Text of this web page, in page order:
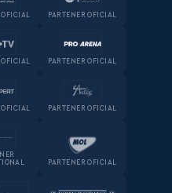
PARTENER OFICIAL
OFICIAL PARTENER OFICIAL
PARTENER OFICIAL
PARTENER OFICIAL